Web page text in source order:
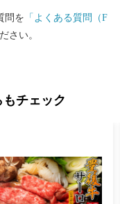
問を 「よくある質問（F
さい。
チェック